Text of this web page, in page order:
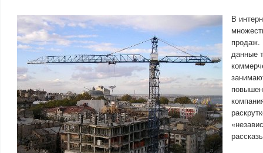
В
продаж.
данные